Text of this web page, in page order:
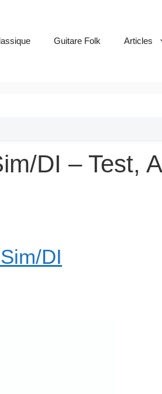
Guitare Folk Articles
DI – Test,
DI